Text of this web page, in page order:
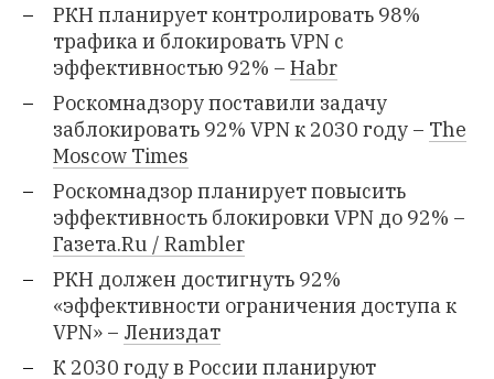
РКН планирует контролировать 98%
трафика и блокировать VPN с
эффективностью 92% – Habr
Роскомнадзору поставили задачу
заблокировать 92% VPN к 2030 году – The
Moscow Times
Роскомнадзор планирует повысить
эффективность блокировки VPN до 92% –
Газета.Ru / Rambler
РКН должен достигнуть 92%
«эффективности ограничения доступа к
VPN» – Лениздат
К 2030 году в России планируют